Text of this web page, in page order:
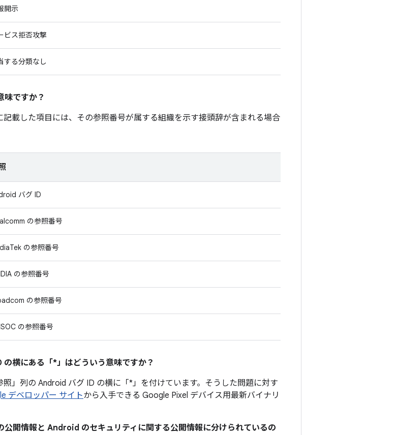
開示
ビス拒否攻撃
する分類なし
味ですか？
記載した項目には、その参照番号が属する組織を示す接頭辞が含まれる場合
バグ ID
の参照番号
の参照番号
の参照番号
の参照番号
の参照番号
横にある「*」はどういう意味ですか？
」 列の Android バグ ID の横に「*」を付けています。そうした問題に対す
デベロッパー サイトから入手できる Google Pixel デバイス用最新バイナリ
公開情報と Android のセキュリティに関する公開情報に分けられているの